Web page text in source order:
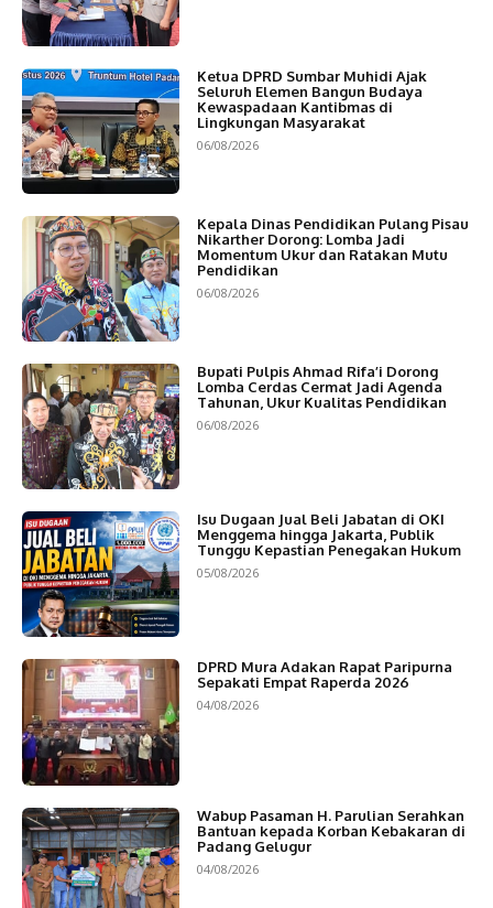
Ketua DPRD Sumbar Muhidi Ajak
Seluruh Elemen Bangun Budaya
Kewaspadaan Kantibmas di
Lingkungan Masyarakat
06/08/2026
Kepala Dinas Pendidikan Pulang Pisau
Nikarther Dorong: Lomba Jadi
Momentum Ukur dan Ratakan Mutu
Pendidikan
06/08/2026
Bupati Pulpis Ahmad Rifa’i Dorong
Lomba Cerdas Cermat Jadi Agenda
Tahunan, Ukur Kualitas Pendidikan
06/08/2026
Isu Dugaan Jual Beli Jabatan di OKI
Menggema hingga Jakarta, Publik
Tunggu Kepastian Penegakan Hukum
05/08/2026
DPRD Mura Adakan Rapat Paripurna
Sepakati Empat Raperda 2026
04/08/2026
Wabup Pasaman H. Parulian Serahkan
Bantuan kepada Korban Kebakaran di
Padang Gelugur
04/08/2026